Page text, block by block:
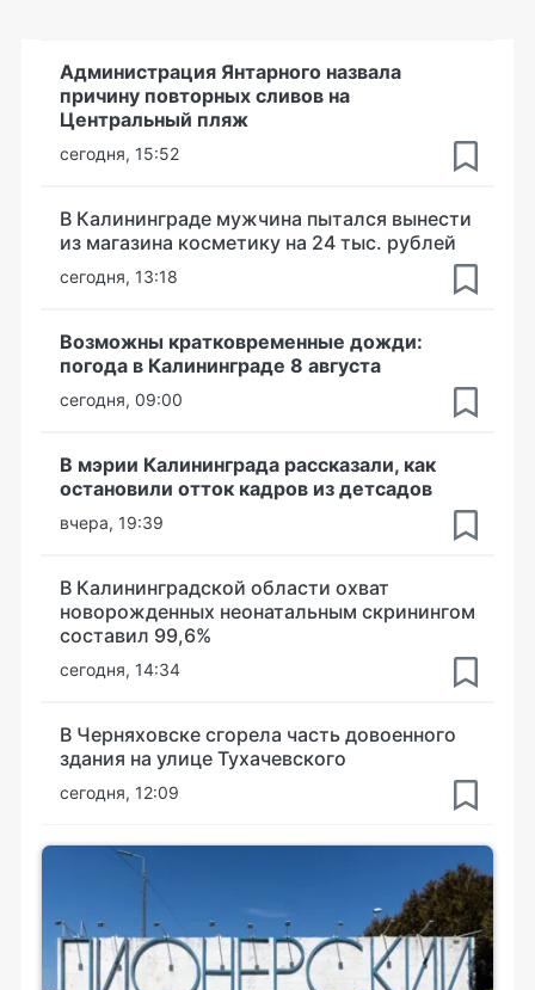
Администрация Янтарного назвала
причину повторных сливов на
Центральный пляж
сегодня, 15:52
В Калининграде мужчина пытался вынести
из магазина косметику на 24 тыс. рублей
сегодня, 13:18
Возможны кратковременные дожди:
погода в Калининграде 8 августа
сегодня, 09:00
В мэрии Калининграда рассказали, как
остановили отток кадров из детсадов
вчера, 19:39
В Калининградской области охват
новорожденных неонатальным скринингом
составил 99,6%
сегодня, 14:34
В Черняховске сгорела часть довоенного
здания на улице Тухачевского
сегодня, 12:09